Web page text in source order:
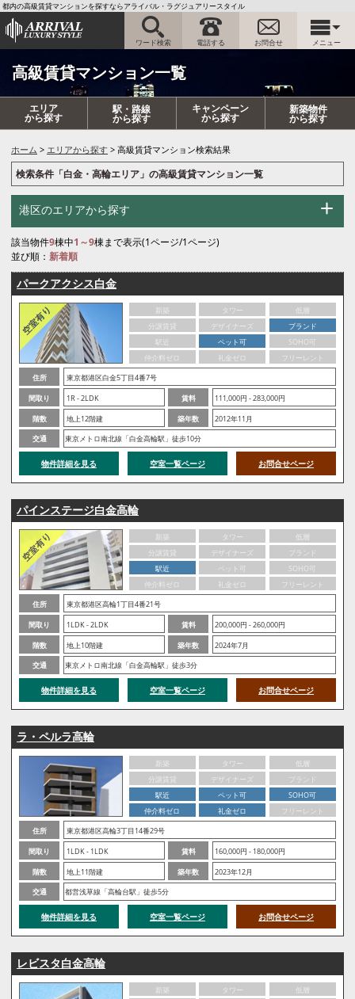
都内の高級賃貸マンションを探すならアライバル・ラグジュアリースタイル
ワード検索 電話する お問合せ メニュー
高級賃貸マンション一覧
エリア
から探す
駅・路線
から探す
キャンペーン
から探す
新築物件
から探す
ホーム エリアから探す 高級賃貸マンション検索結果
検索条件「白金・高輪エリア」の高級賃貸マンション一覧
港区のエリアから探す
該当物件9棟中1～9棟まで表示(1ページ/1ページ)
並び順： 新着順
パークアクシス白金
新築 タワー
低層
分譲賃貸
デザイナーズ
ブランド
駅近
ペット可
SOHO可
仲介料ゼロ
礼金ゼロ
フリーレント
住所
東京都港区白金5丁目4番7号
間取り
1R - 2LDK 賃料
111,000円 - 283,000円
階数
地上12階建 築年数
2012年11月
交通
東京メトロ南北線「白金高輪駅」徒歩10分
物件詳細を見る 空室一覧ページ お問合せページ
パインステージ白金高輪
新築 タワー
低層
分譲賃貸
デザイナーズ
ブランド
駅近
ペット可
SOHO可
仲介料ゼロ
礼金ゼロ
フリーレント
住所
東京都港区高輪1丁目4番21号
間取り
1LDK - 2LDK 賃料
200,000円 - 260,000円
階数
地上10階建 築年数
2024年7月
交通
東京メトロ南北線「白金高輪駅」徒歩3分
物件詳細を見る 空室一覧ページ お問合せページ
ラ・ペルラ高輪
新築 タワー
低層
分譲賃貸
デザイナーズ
ブランド
駅近
ペット可
SOHO可
仲介料ゼロ
礼金ゼロ
フリーレント
住所
東京都港区高輪3丁目14番29号
間取り
1LDK - 1LDK 賃料
160,000円 - 180,000円
階数
地上11階建 築年数
2023年12月
交通
都営浅草線「高輪台駅」徒歩5分
物件詳細を見る 空室一覧ページ お問合せページ
レビスタ白金高輪
新築 タワー
低層